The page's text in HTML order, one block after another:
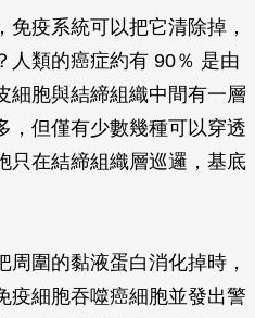
疫系統可以把它清除掉，
人類的癌症約有 90％ 是由
細胞與結締組織中間有一層
，但僅有少數幾種可以穿透
只在結締組織層巡邏，基底
圍的黏液蛋白消化掉時，
疫細胞吞噬癌細胞並發出警